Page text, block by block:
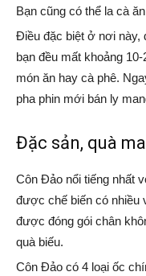
Bạn cũng có thể la cà
Điều đặc biệt ở nơi này,
bạn đều mất khoảng
món ăn hay cà phê.
pha phin mới bán ly
Đặc sản, quà
Côn Đảo nổi tiếng nhất
được chế biến có nhiều
được đóng gói chân
quà biếu.
Côn Đảo có 4 loại ốc